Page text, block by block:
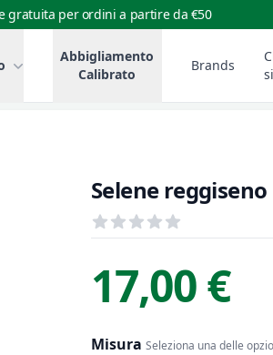
gratuita per ordini a partire da €50
Abbigliamento
Calibrato
Brands
Selene reggiseno
Recensioni
out of 5 stars
17,00 €
Misura Seleziona una delle